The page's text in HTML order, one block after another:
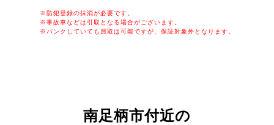
※防犯登録の抹消が必要です。
※事故車などは引取となる場合がございます。
※パンクしていても買取は可能ですが、保証対象外となります。
南足柄市付近の